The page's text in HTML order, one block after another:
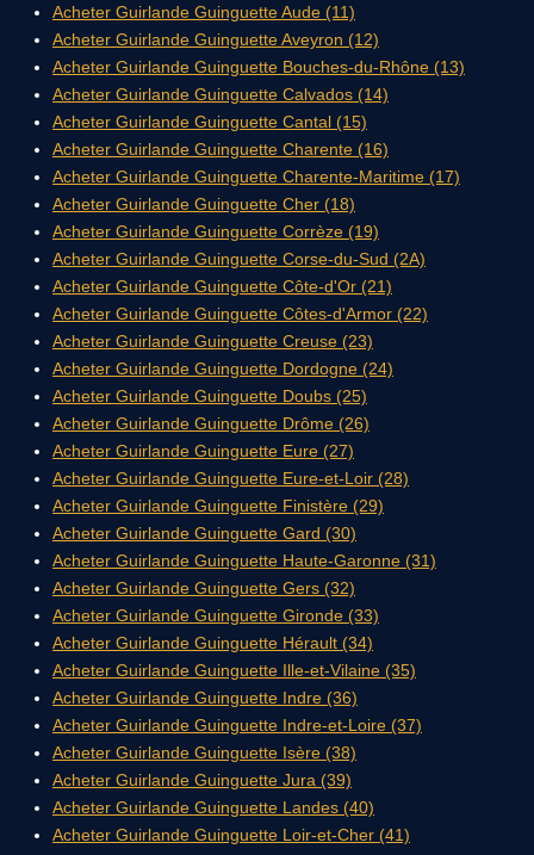
Acheter Guirlande Guinguette Aude (11)
Acheter Guirlande Guinguette Aveyron (12)
Acheter Guirlande Guinguette Bouches-du-Rhône (13)
Acheter Guirlande Guinguette Calvados (14)
Acheter Guirlande Guinguette Cantal (15)
Acheter Guirlande Guinguette Charente (16)
Acheter Guirlande Guinguette Charente-Maritime (17)
Acheter Guirlande Guinguette Cher (18)
Acheter Guirlande Guinguette Corrèze (19)
Acheter Guirlande Guinguette Corse-du-Sud (2A)
Acheter Guirlande Guinguette Côte-d'Or (21)
Acheter Guirlande Guinguette Côtes-d'Armor (22)
Acheter Guirlande Guinguette Creuse (23)
Acheter Guirlande Guinguette Dordogne (24)
Acheter Guirlande Guinguette Doubs (25)
Acheter Guirlande Guinguette Drôme (26)
Acheter Guirlande Guinguette Eure (27)
Acheter Guirlande Guinguette Eure-et-Loir (28)
Acheter Guirlande Guinguette Finistère (29)
Acheter Guirlande Guinguette Gard (30)
Acheter Guirlande Guinguette Haute-Garonne (31)
Acheter Guirlande Guinguette Gers (32)
Acheter Guirlande Guinguette Gironde (33)
Acheter Guirlande Guinguette Hérault (34)
Acheter Guirlande Guinguette Ille-et-Vilaine (35)
Acheter Guirlande Guinguette Indre (36)
Acheter Guirlande Guinguette Indre-et-Loire (37)
Acheter Guirlande Guinguette Isère (38)
Acheter Guirlande Guinguette Jura (39)
Acheter Guirlande Guinguette Landes (40)
Acheter Guirlande Guinguette Loir-et-Cher (41)